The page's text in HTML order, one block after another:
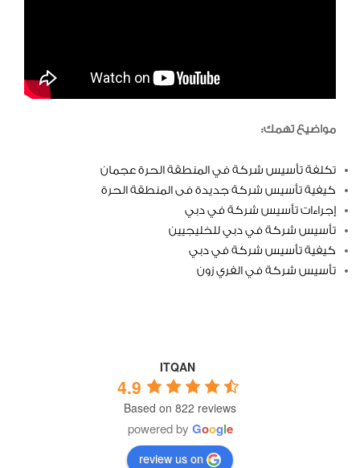
مواضيع تهمك:
تكلفة تأسيس شركة في المنطقة الحرة عجمان
كيفية تأسيس شركة جديدة فى المنطقة الحرة
إجراءات تأسيس شركة في دبي
تأسيس شركة في دبي للخليجيين
كيفية تأسيس شركة في دبي
تأسيس شركة في الفري زون
ITQAN
4.9
Based on 822 reviews
powered by Google
review us on